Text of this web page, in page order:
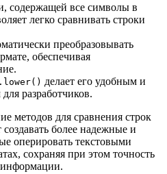
содержащей все символы в
легко сравнивать строки
преобразовывать
обеспечивая
делает его удобным и
разработчиков.
методов для сравнения строк
создавать более надежные и
оперировать текстовыми
сохраняя при этом точность
информации.